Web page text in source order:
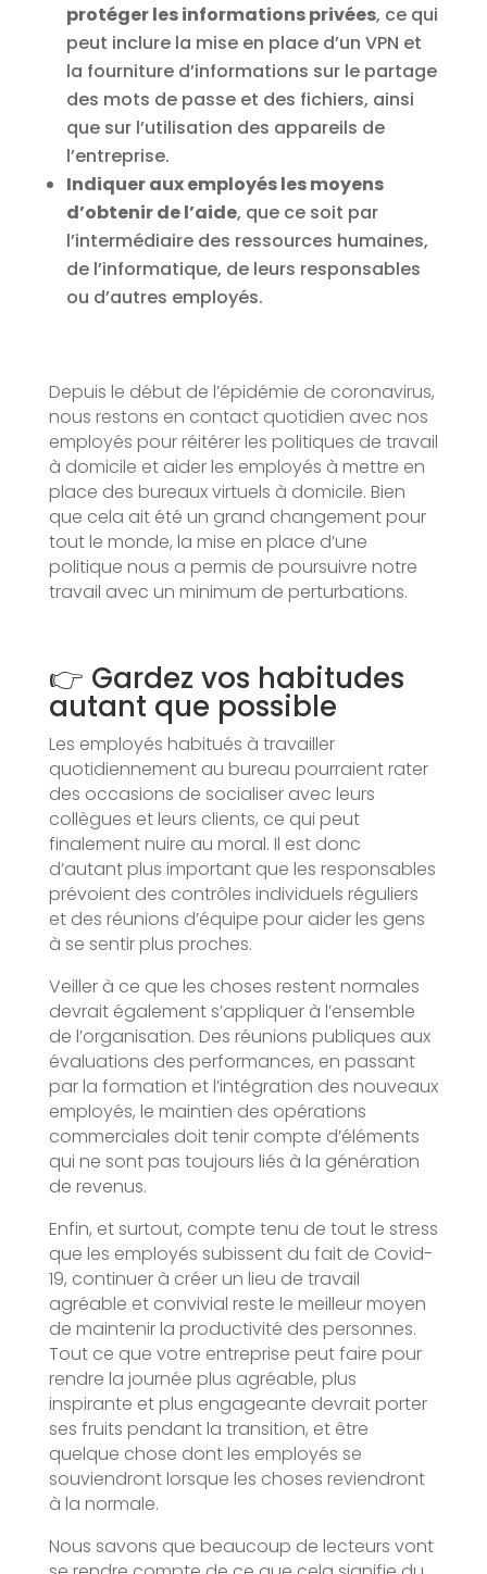
protéger les informations privées, ce qui
peut inclure la mise en place d’un VPN et
la fourniture d’informations sur le partage
des mots de passe et des fichiers, ainsi
que sur l’utilisation des appareils de
l’entreprise.
Indiquer aux employés les moyens
d’obtenir de l’aide, que ce soit par
l’intermédiaire des ressources humaines,
de l’informatique, de leurs responsables
ou d’autres employés.
Depuis le début de l’épidémie de coronavirus,
nous restons en contact quotidien avec nos
employés pour réitérer les politiques de travail
à domicile et aider les employés à mettre en
place des bureaux virtuels à domicile. Bien
que cela ait été un grand changement pour
tout le monde, la mise en place d’une
politique nous a permis de poursuivre notre
travail avec un minimum de perturbations.
👉 Gardez vos habitudes
autant que possible
Les employés habitués à travailler
quotidiennement au bureau pourraient rater
des occasions de socialiser avec leurs
collègues et leurs clients, ce qui peut
finalement nuire au moral. Il est donc
d’autant plus important que les responsables
prévoient des contrôles individuels réguliers
et des réunions d’équipe pour aider les gens
à se sentir plus proches.
Veiller à ce que les choses restent normales
devrait également s’appliquer à l’ensemble
de l’organisation. Des réunions publiques aux
évaluations des performances, en passant
par la formation et l’intégration des nouveaux
employés, le maintien des opérations
commerciales doit tenir compte d’éléments
qui ne sont pas toujours liés à la génération
de revenus.
Enfin, et surtout, compte tenu de tout le stress
que les employés subissent du fait de Covid-
19, continuer à créer un lieu de travail
agréable et convivial reste le meilleur moyen
de maintenir la productivité des personnes.
Tout ce que votre entreprise peut faire pour
rendre la journée plus agréable, plus
inspirante et plus engageante devrait porter
ses fruits pendant la transition, et être
quelque chose dont les employés se
souviendront lorsque les choses reviendront
à la normale.
Nous savons que beaucoup de lecteurs vont